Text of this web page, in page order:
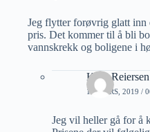
Jeg flytter forøvrig glatt
pris. Det kommer til å bli
vannskrekk og boligene i
Knut Reiersen
11 MARS, 2019 /
Jeg vil heller gå for å